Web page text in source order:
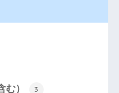
む） 3